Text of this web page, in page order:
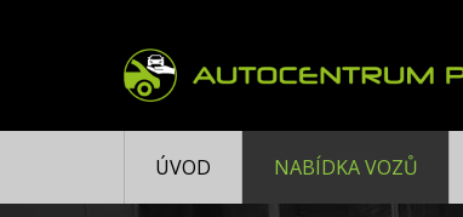
ÚVOD NABÍDKA VOZŮ